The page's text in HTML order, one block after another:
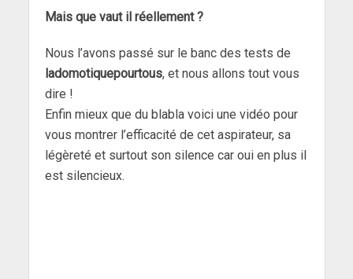
Mais que vaut il réellement ?
Nous l’avons passé sur le banc des tests de
ladomotiquepourtous, et nous allons tout vous
dire !
Enfin mieux que du blabla voici une vidéo pour
vous montrer l’efficacité de cet aspirateur, sa
légèreté et surtout son silence car oui en plus il
est silencieux.